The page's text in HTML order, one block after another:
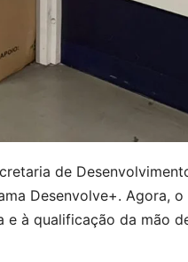
de
Desenvolve+. Agora,
à qualificação da mão